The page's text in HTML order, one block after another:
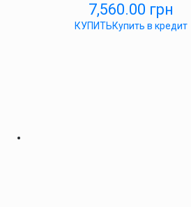
7,560.00 грн
КУПИТЬКупить в кредит